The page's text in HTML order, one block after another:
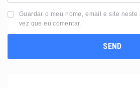
Guardar o meu nome, email e site
vez que eu comentar.